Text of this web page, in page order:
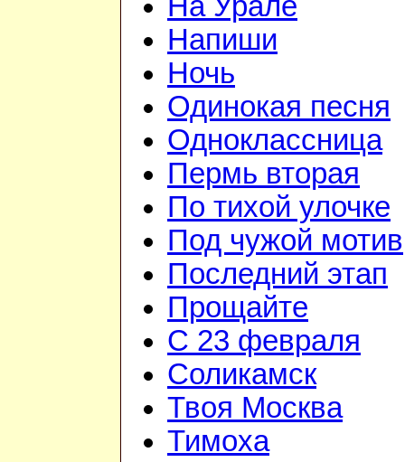
На Урале
Напиши
Ночь
Одинокая песня
Одноклассница
Пермь вторая
По тихой улочке
Под чужой мотив
Последний этап
Прощайте
С 23 февраля
Соликамск
Твоя Москва
Тимоха